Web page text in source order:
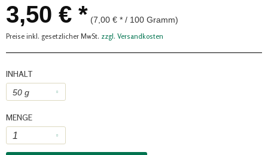
3,50 € * (7,00 € * / 100 Gramm)
Preise inkl. gesetzlicher MwSt. zzgl. Versandkosten
INHALT
MENGE